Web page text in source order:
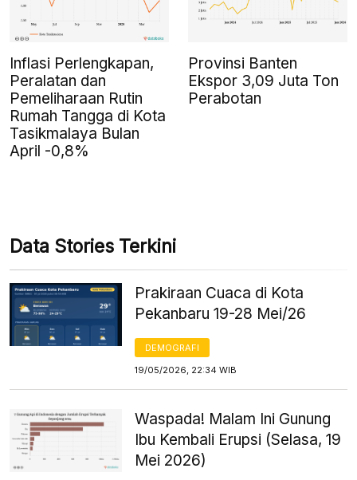
Inflasi Perlengkapan,
Peralatan dan
Pemeliharaan Rutin
Rumah Tangga di Kota
Tasikmalaya Bulan
April -0,8%
Provinsi Banten
Ekspor 3,09 Juta Ton
Perabotan
Data Stories Terkini
Prakiraan Cuaca di Kota
Pekanbaru 19-28 Mei/26
DEMOGRAFI
19/05/2026, 22:34 WIB
Waspada! Malam Ini Gunung
Ibu Kembali Erupsi (Selasa, 19
Mei 2026)